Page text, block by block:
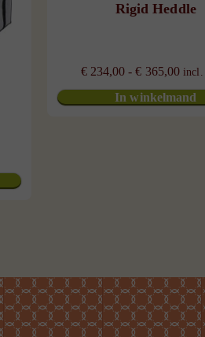
Rigid Heddle
€234,00 - € 365,00
€
tot
In winkelmand